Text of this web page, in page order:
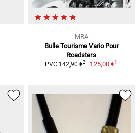
MRA
Bulle Tourisme Vario Pour
Roadsters
PVC 142,90 €2 125,00 €1